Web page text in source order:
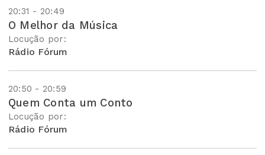
20:31 - 20:49
O Melhor da Música
Locução por:
Rádio Fórum
20:50 - 20:59
Quem Conta um Conto
Locução por:
Rádio Fórum